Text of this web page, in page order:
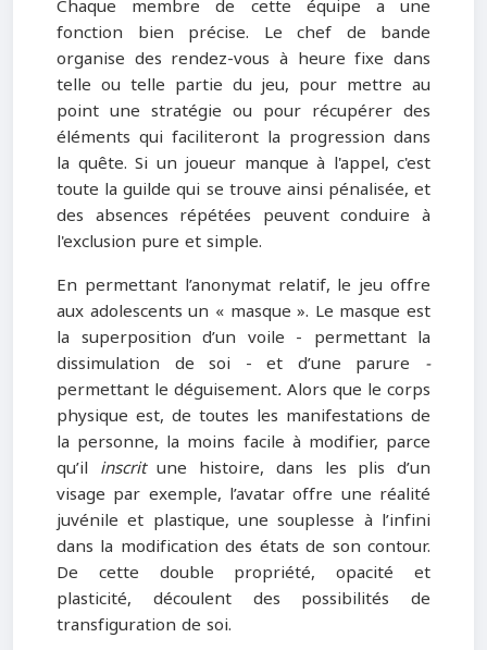
Chaque membre de cette équipe a une
fonction bien précise. Le chef de bande
organise des rendez-vous à heure fixe dans
telle ou telle partie du jeu, pour mettre au
point une stratégie ou pour récupérer des
éléments qui faciliteront la progression dans
la quête. Si un joueur manque à l'appel, c'est
toute la guilde qui se trouve ainsi pénalisée, et
des absences répétées peuvent conduire à
l'exclusion pure et simple.
En permettant l’anonymat relatif, le jeu offre
aux adolescents un « masque ». Le masque est
la superposition d’un voile - permettant la
dissimulation de soi - et d’une parure -
permettant le déguisement.Alors que le corps
physique est, de toutes les manifestations de
la personne, la moins facile à modifier, parce
qu’il inscritune histoire, dans les plis d’un
visage par exemple, l’avatar offre une réalité
juvénile et plastique, une souplesse à l’infini
dans la modification des états de son contour.
De cette double propriété, opacité et
plasticité, découlent des possibilités de
transfiguration de soi.